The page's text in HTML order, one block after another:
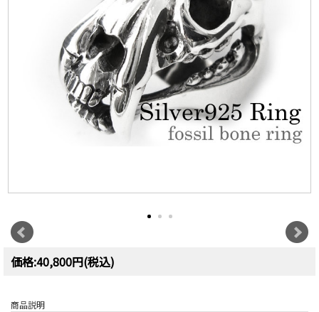
価格:40,800円(税込)
商品説明